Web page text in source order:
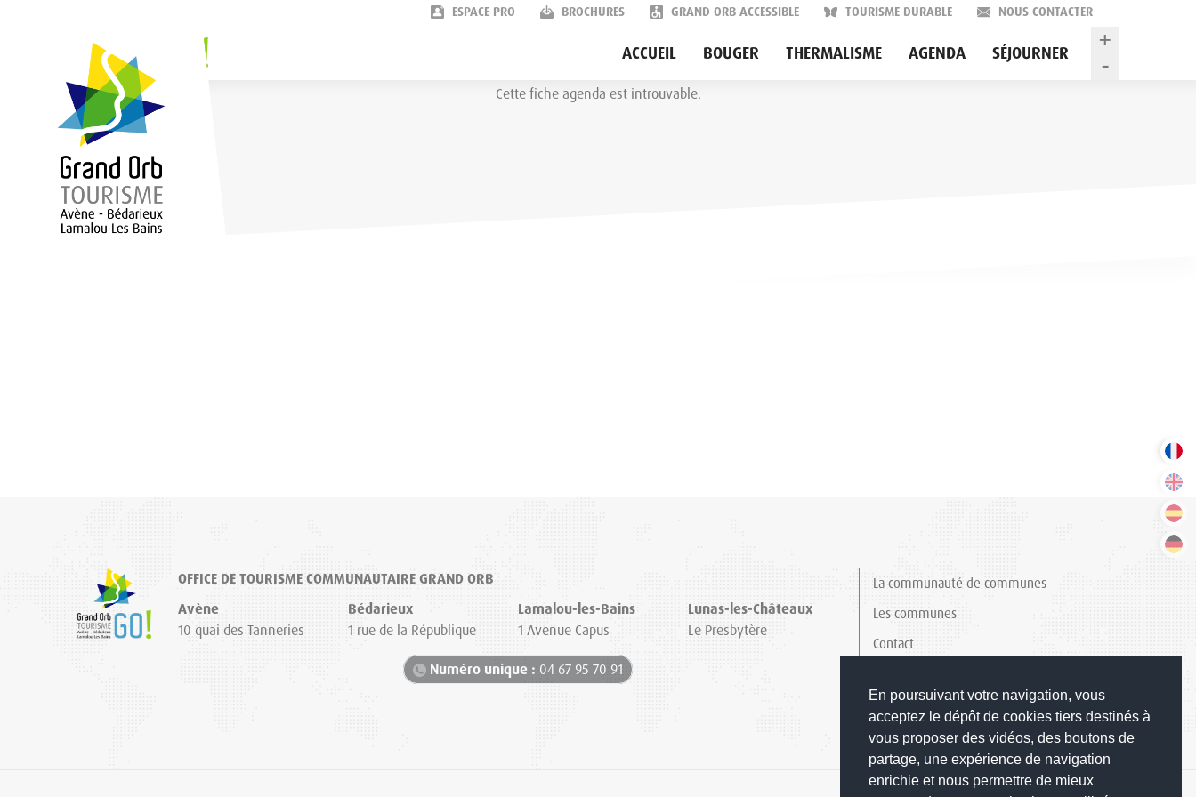
En poursuivant votre navigation, vous
acceptez le dépôt de cookies tiers destinés à
vous proposer des vidéos, des boutons de
partage, une expérience de navigation
enrichie et nous permettre de mieux
ESPACE PRO BROCHURES GRAND ORB ACCESSIBLE TOURISME DURABLE NOUS CONTACTER
+
-
ACCUEIL BOUGER THERMALISME AGENDA SÉJOURNER
Agenda des festivités
Cette fiche agenda est introuvable.
OFFICE DE TOURISME COMMUNAUTAIRE GRAND ORB
Avène
10 quai des Tanneries
Bédarieux
1 rue de la République
Lamalou-les-Bains
1 Avenue Capus
Lunas-les-Châteaux
Le Presbytère
Numéro unique : 04 67 95 70 91
La communauté de communes
Les communes
Contact